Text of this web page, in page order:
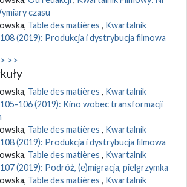
czasu
Table des matières , Kwartalnik
(2019): Produkcja i dystrybucja filmowa
> >>
Table des matières , Kwartalnik
106 (2019): Kino wobec transformacji
Table des matières , Kwartalnik
(2019): Produkcja i dystrybucja filmowa
Table des matières , Kwartalnik
(2019): Podróż, (e)migracja, pielgrzymka
Table des matières , Kwartalnik